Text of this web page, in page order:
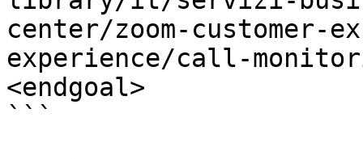
center/zoom-customer-
experience/call-
<endgoal>
```